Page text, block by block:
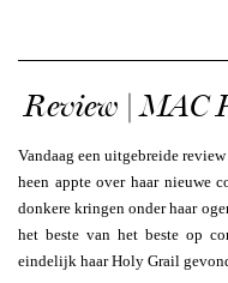
Review | MAC
Vandaag een uitgebreide
heen appte over haar nieuwe
donkere kringen onder haar
het beste van het beste op
eindelijk haar Holy Grail